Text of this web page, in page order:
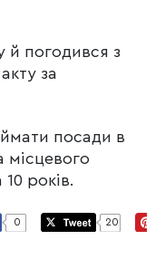
й погодився з
за
посади в
місцевого
років.
0 20